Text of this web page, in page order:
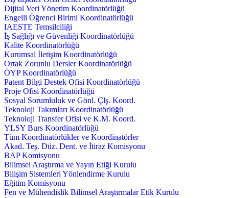
Dijital Veri Yönetim Koordinatörlüğü
Engelli Öğrenci Birimi Koordinatörlüğü
IAESTE Temsilciliği
İş Sağlığı ve Güvenliği Koordinatörlüğü
Kalite Koordinatörlüğü
Kurumsal İletişim Koordinatörlüğü
Ortak Zorunlu Dersler Koordinatörlüğü
ÖYP Koordinatörlüğü
Patent Bilgi Destek Ofisi Koordinatörlüğü
Proje Ofisi Koordinatörlüğü
Sosyal Sorumluluk ve Gönl. Çlş. Koord.
Teknoloji Takımları Koordinatörlüğü
Teknoloji Transfer Ofisi ve K.M. Koord.
YLSY Burs Koordinatörlüğü
Tüm Koordinatörlükler ve Koordinatörler
Akad. Teş. Düz. Dent. ve İtiraz Komisyonu
BAP Komisyonu
Bilimsel Araştırma ve Yayın Etiği Kurulu
Bilişim Sistemleri Yönlendirme Kurulu
Eğitim Komisyonu
Fen ve Mühendislik Bilimsel Araştırmalar Etik Kurulu